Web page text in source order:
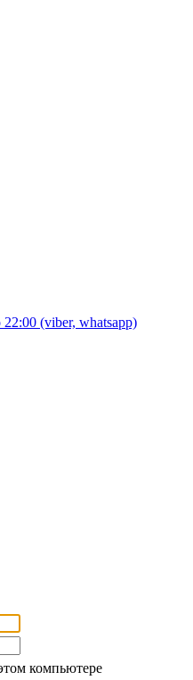
22:00 (viber, whatsapp)
компьютере